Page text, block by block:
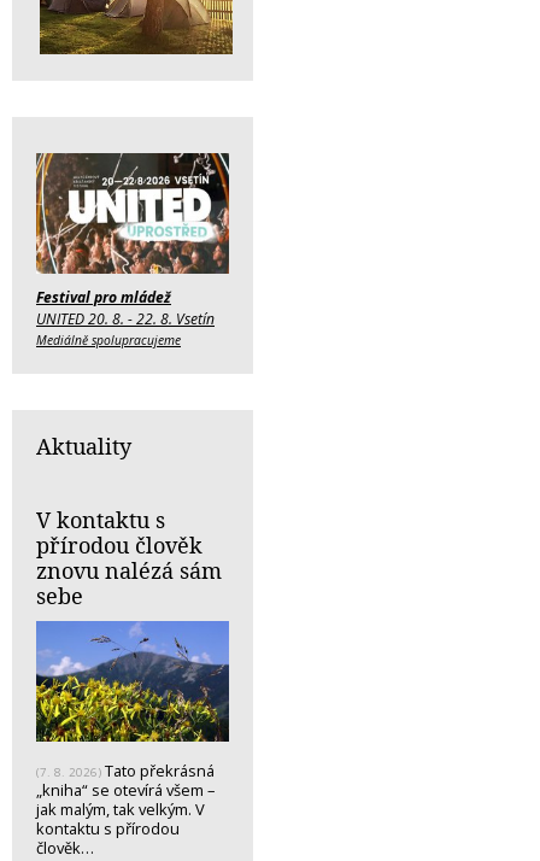
Festival pro mládež
UNITED 20. 8. - 22. 8. Vsetín
Mediálně spolupracujeme
Aktuality
V kontaktu s
přírodou člověk
znovu nalézá sám
sebe
(7. 8. 2026) Tato překrásná
„kniha“ se otevírá všem –
jak malým, tak velkým. V
kontaktu s přírodou
člověk…